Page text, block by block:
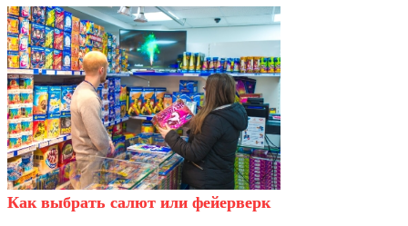
Как выбрать салют или фейерверк